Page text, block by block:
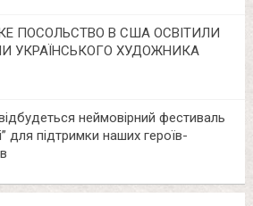
ПОСОЛЬСТВО В США ОСВІТИЛИ
УКРАЇНСЬКОГО ХУДОЖНИКА
неймовірний фестиваль
для підтримки наших героїв-